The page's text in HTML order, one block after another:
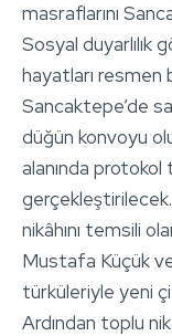
masraflarını
Sosyal
hayatları resmen
Sancaktepe’de
düğün konvoyu
alanında protokol
nikâhını temsili
Mustafa Küçük
türküleriyle yeni
Ardından toplu